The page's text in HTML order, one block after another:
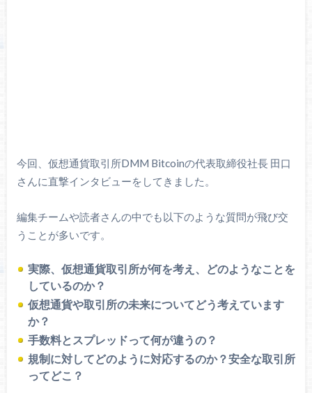
今回、仮想通貨取引所DMM Bitcoinの代表取締役社長 田口
さんに直撃インタビューをしてきました。
編集チームや読者さんの中でも以下のような質問が飛び交
うことが多いです。
実際、仮想通貨取引所が何を考え、どのようなことを
しているのか？
仮想通貨や取引所の未来についてどう考えています
か？
手数料とスプレッドって何が違うの？
規制に対してどのように対応するのか？安全な取引所
ってどこ？